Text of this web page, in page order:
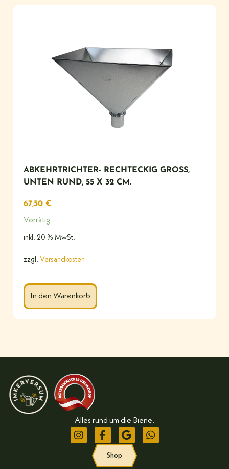
ABKEHRTRICHTER- RECHTECKIG GROSS, U
NTEN RUND, 55 X 32 CM.
67,50 €
Vorrätig
inkl. 20 % MwSt.
zzgl. Versandkosten
In den Warenkorb
Alles rund um die Biene.
Shop